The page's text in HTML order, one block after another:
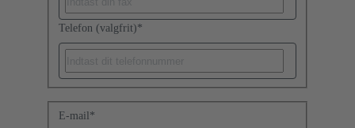
Telefon (valgfrit)*
E-mail*